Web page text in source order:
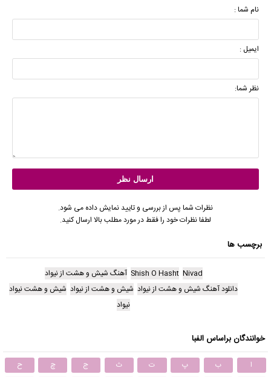
نام شما :
ایمیل :
نظر شما:
نظرات شما پس از بررسی و تایید نمایش داده می شود.
لطفا نظرات خود را فقط در مورد مطلب بالا ارسال کنید.
برچسب ها
Nivad
Shish O Hasht آهنگ شیش و هشت از نیواد
دانلود آهنگ شیش و هشت از نیواد شیش و هشت از نیواد شیش و هشت نیواد
نیواد
خوانندگان براساس الفبا
ا ب پ ت ث ج چ
ح